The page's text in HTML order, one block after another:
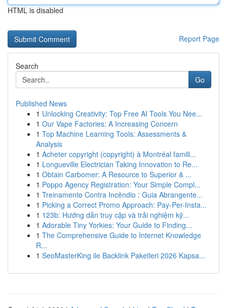
HTML is disabled
Report Page
Search
Go
Published News
1 Unlocking Creativity: Top Free AI Tools You Nee...
1 Our Vape Factories: A Increasing Concern
1 Top Machine Learning Tools: Assessments &
Analysis
1 Acheter copyright (copyright) à Montréal famill...
1 Longueville Electrician Taking Innovation to Re...
1 Obtain Carbomer: A Resource to Superior & ...
1 Poppo Agency Registration: Your Simple Compl...
1 Treinamento Contra Incêndio : Guia Abrangente...
1 Picking a Correct Promo Approach: Pay-Per-Insta...
1 123b: Hướng dẫn truy cập và trải nghiệm kỹ...
1 Adorable Tiny Yorkies: Your Guide to Finding...
1 The Comprehensive Guide to Internet Knowledge
R...
1 SeoMasterKing ile Backlink Paketleri 2026 Kapsa...